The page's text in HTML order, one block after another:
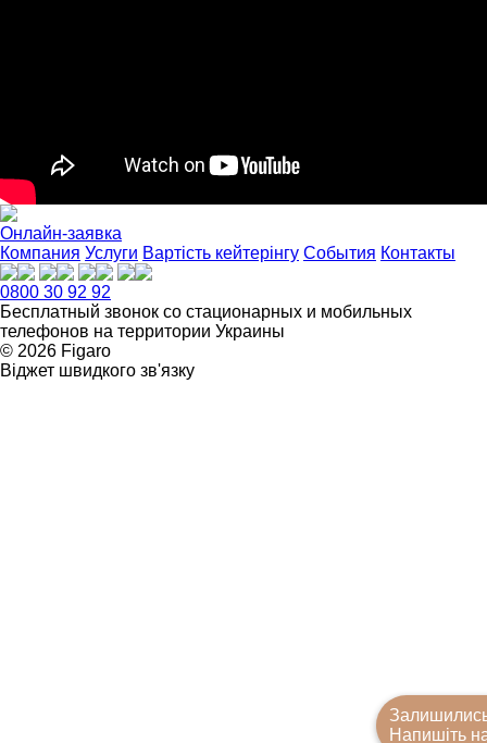
Онлайн-заявка
Компания Услуги Вартість кейтерінгу События Контакты
0800 30 92 92
Бесплатный звонок со стационарных и мобильных
телефонов на территории Украины
© 2026 Figarо
Віджет швидкого зв'язку
Напишіть